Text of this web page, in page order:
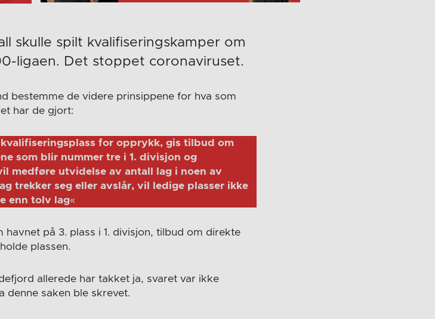
skulle spilt kvalifiseringskamper om
ligaen. Det stoppet coronaviruset.
bestemme de videre prinsippene for hva som
har de gjort:
for opprykk, gis tilbud om
som blir nummer tre i 1. divisjon og
medføre utvidelse av antall lag i noen av
trekker seg eller avslår, vil ledige plasser ikke
enn tolv lag«
på 3. plass i 1. divisjon, tilbud om direkte
plassen.
allerede har takket ja, svaret var ikke
denne saken ble skrevet.